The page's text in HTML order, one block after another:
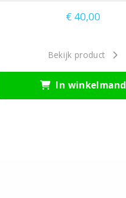
€40,00
Bekijk product
In winkelmand